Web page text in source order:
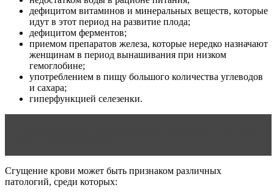
дефицитом витаминов и минеральных веществ, которые
идут в этот период на развитие плода;
дефицитом ферментов;
приемом препаратов железа, которые нередко назначают
женщинам в период вынашивания при низком
гемоглобине;
употреблением в пищу большого количества углеводов
и сахара;
гиперфункцией селезенки.
Сгущение крови может быть признаком различных
патологий, среди которых: